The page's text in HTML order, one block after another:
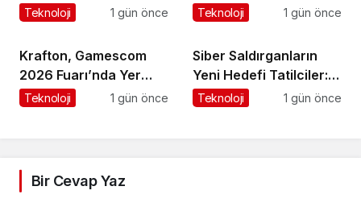
Araştırması, 2026
Teknoloji 1 gün önce
kapıları açıyor!
Teknoloji 1 gün önce
Krafton, Gamescom
2026 Fuarı’nda Yer
Alacak Oyunlarına Dair
Teknoloji 1 gün önce
Siber Saldırganların
Yeni Hedefi Tatilciler:
Kaspersky’den Güvenli
Teknoloji 1 gün önce
Bir Cevap Yaz